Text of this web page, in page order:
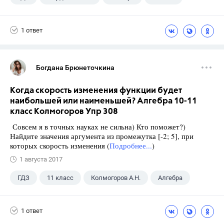
1 ответ
Богдана Брюнеточкина
Когда скорость изменения функции будет
наибольшей или наименьшей? Алгебра 10-11
класс Колмогоров Упр 308
Совсем я в точных науках не сильна) Кто поможет?)
Найдите значения аргумента из промежутка [-2; 5], при
которых скорость изменения (Подробнее...)
1 августа 2017
ГДЗ 11 класс Колмогоров А.Н. Алгебра
1 ответ